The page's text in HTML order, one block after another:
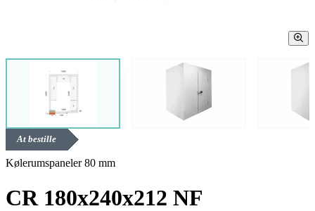
At bestille
Kølerumspaneler 80 mm
CR 180x240x212 NF